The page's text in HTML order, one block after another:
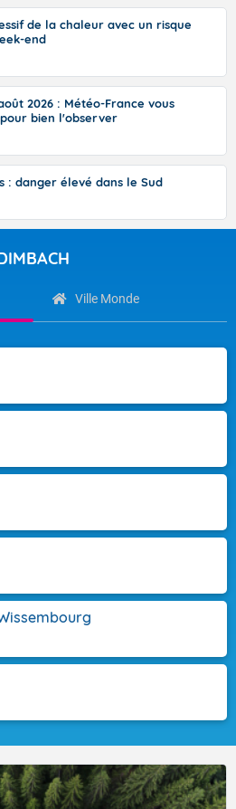
de la chaleur avec un risque
end
2026 : Météo-France vous
bien l'observer
: danger élevé dans le Sud
Ville Monde